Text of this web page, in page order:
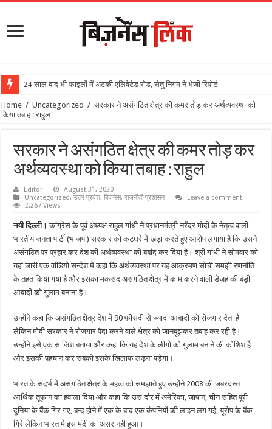
24 साल बाद भी फाइलों में अटकी एलिवेटेड रोड, सेतु निगम ने भेजी रिपोर्ट
Home / Uncategorized / सरकार ने असंगठित क्षेत्र की कमर तोड़ कर अर्थव्यवस्था को
किया तबाह : राहुल
सरकार ने असंगठित क्षेत्र की कमर तोड़ कर
अर्थव्यवस्था को किया तबाह : राहुल
Editor
August 31, 2020
Uncategorized,उत्तर प्रदेश,बिज़नेस,राजनीती प्रशासन
Leave a comment
2,267 Views
नयी दिल्ली। कांग्रेस के पूर्व अध्यक्ष राहुल गांधी ने प्रधानमंत्री नरेंद्र मोदी के नेतृत्व वाली
भारतीय जनता पार्टी (भाजपा) सरकार को कटघरे में खड़ा करते हुए आरोप लगाया है कि उसने
असंगठित पर प्रहार कर देश की अर्थव्यवस्था को बर्बाद कर दिया है। श्री गांधी ने सोमवार को
यहां जारी एक वीडियो सन्देश में कहा कि अर्थव्यवस्था पर यह आक्रमण सोची समझी रणनीति
के तहत किया गया है और इसका मकसद असंगठित क्षेत्र में काम करने वाली डेज़ह की बड़ी
आबादी को गुलाम बनाना है।
उन्होंने कहा कि असंगठित क्षेत्र देश में 90 फ़ीसदी से ज्यादा आबादी को रोजगार देता है
लेकिन मोदी सरकार ने रोजगार पैदा करने वाले क्षेत्र को जानबूझकर तबाह कर रही है।
उन्होंने इसे एक साजिश बताया और कहा कि यह देश के लीगो को गुलाम बनाने की कोशिश है
और इसकी पहचान कर सबको इसके खिलाफ लड़ना पड़ेगा।
भारत के संदर्भ में असंगठित क्षेत्र के महत्व को समझाते हुए उन्होंने 2008 की जबरदस्त
आर्थिक तूफान का हवाला दिया और कहा कि उस दौर में अमेरिका, जापान, चीन सहित पूरी
दुनिया के बैंक गिर गए, बन्द होने में एक के बाद एक कंपनियों की लाइन लग गई, यूरोप के बैंक
गिरे लेकिन भारत मे इस मंदी का असर नही हुआ।